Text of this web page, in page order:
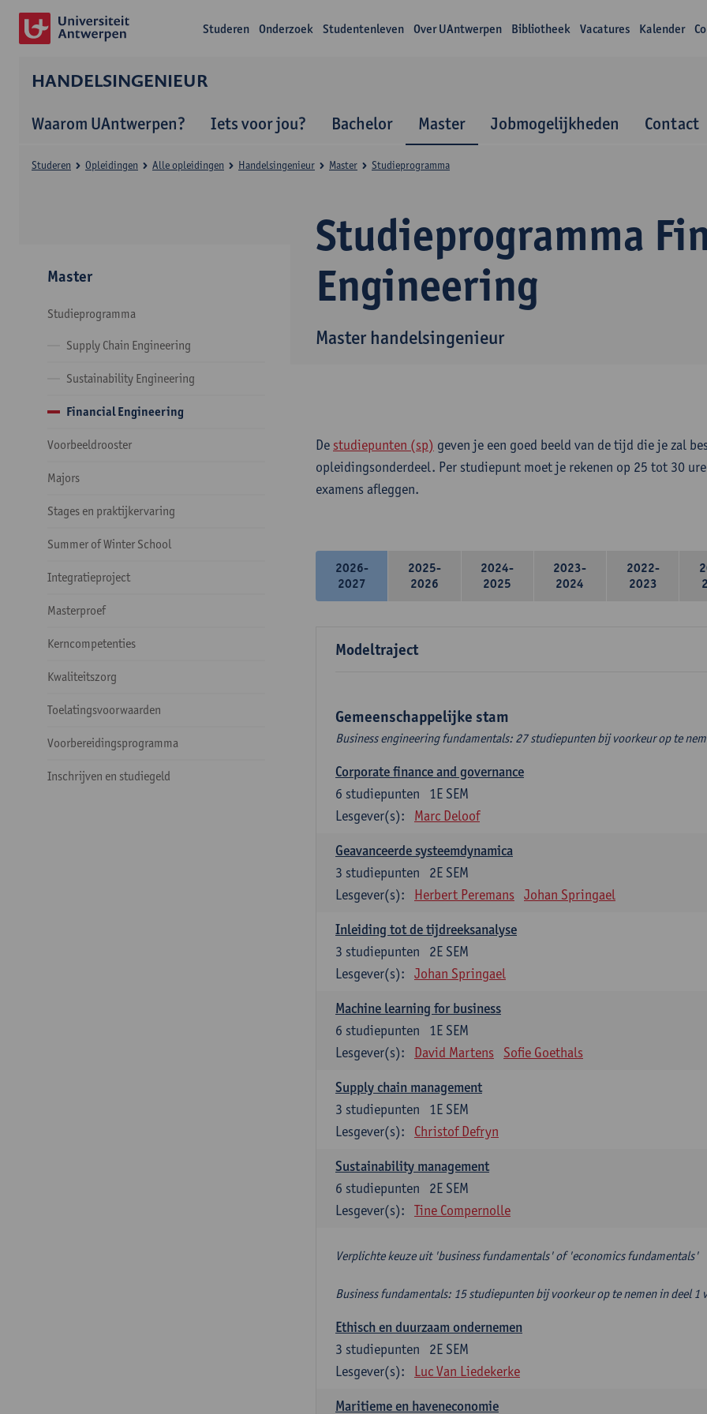
Studeren Onderzoek Studentenleven Over UAntwerpen Bibliotheek Vacatures Kalender
HANDELSINGENIEUR
Waarom UAntwerpen? Iets voor jou? Bachelor Master Jobmogelijkheden Contact
Studieprogramma
Engineering
Master handelsingenieur
Studeren Opleidingen Alle opleidingen Handelsingenieur Master Studieprogramma
Master
Studieprogramma
Supply Chain Engineering
Sustainability Engineering
Financial Engineering
Voorbeeldrooster
Majors
Stages en praktijkervaring
Summer of Winter School
Integratieproject
Masterproef
Kerncompetenties
Kwaliteitszorg
Toelatingsvoorwaarden
Voorbereidingsprogramma
Inschrijven en studiegeld
De studiepunten (sp) geven je een goed beeld van de tijd die je zal
opleidingsonderdeel. Per studiepunt moet je rekenen op 25 tot 30
examens afleggen.
2026-
2027
2025-
2026
2024-
2025
2023-
2024
2022-
2023
Modeltraject
Gemeenschappelijke stam
Business engineering fundamentals: 27 studiepunten bij voorkeur op te
Corporate finance and governance
1E SEM
6 studiepunten
Lesgever(s):
Marc Deloof
Geavanceerde systeemdynamica
2E SEM
3 studiepunten
Lesgever(s):
Herbert Peremans Johan Springael
Inleiding tot de tijdreeksanalyse
2E SEM
3 studiepunten
Lesgever(s):
Johan Springael
Machine learning for business
1E SEM
6 studiepunten
Lesgever(s):
David Martens Sofie Goethals
Supply chain management
1E SEM
3 studiepunten
Lesgever(s):
Christof Defryn
Sustainability management
2E SEM
6 studiepunten
Lesgever(s):
Tine Compernolle
Verplichte keuze uit 'business fundamentals' of 'economics fundamentals'
Business fundamentals: 15 studiepunten bij voorkeur op te nemen in deel 1
Ethisch en duurzaam ondernemen
2E SEM
3 studiepunten
Lesgever(s):
Luc Van Liedekerke
Maritieme en haveneconomie